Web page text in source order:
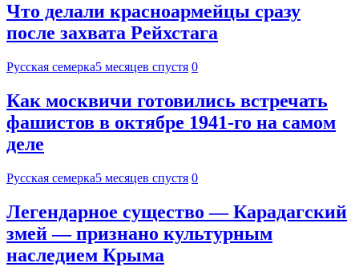
Что делали красноармейцы сразу
после захвата Рейхстага
Русская семерка5 месяцев спустя 0
Как москвичи готовились встречать
фашистов в октябре 1941-го на самом
деле
Русская семерка5 месяцев спустя 0
Легендарное существо — Карадагский
змей — признано культурным
наследием Крыма